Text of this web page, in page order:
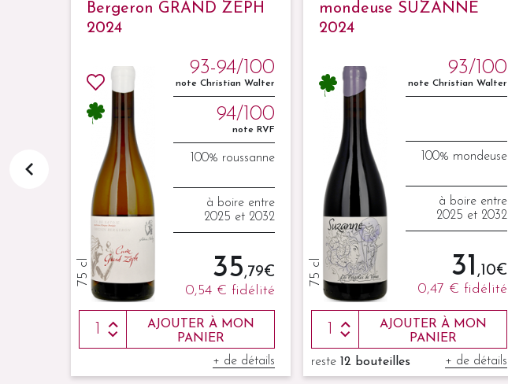
Bergeron GRAND ZEPH
2024
75 cl
93-94/100
note Christian Walter
94/100
note RVF
100% roussanne
à boire entre
2025 et 2032
35,79 €
0,54 € fidélité
AJOUTER À MON
PANIER
+ de détails
mondeuse SUZANNE
2024
75 cl
93/100
note Christian Walter
100% mondeuse
à boire entre
2025 et 2032
31 ,10 €
0,47 € fidélité
AJOUTER À MON
PANIER
reste 12 bouteilles + de détails